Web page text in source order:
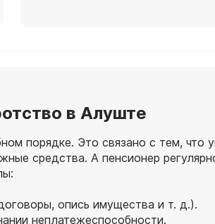
в Алуште
порядке. Это связано с тем,
средства. А пенсионер
опись имущества и т. д.).
неплатежеспособности.